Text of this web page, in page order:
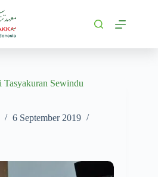
Sewindu
6 September 2019